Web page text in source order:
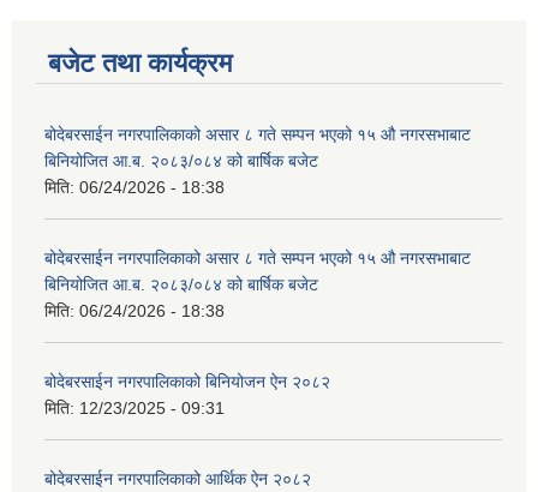
बजेट तथा कार्यक्रम
बोदेबरसाईन नगरपालिकाको असार ८ गते सम्पन भएको १५ ‍‍‍औ नगरसभाबाट
बिनियोजित आ.ब. २०८३/०८४ को बार्षिक बजेट
मिति: 06/24/2026 - 18:38
बोदेबरसाईन नगरपालिकाको असार ८ गते सम्पन भएको १५ ‍‍‍औ नगरसभाबाट
बिनियोजित आ.ब. २०८३/०८४ को बार्षिक बजेट
मिति: 06/24/2026 - 18:38
बोदेबरसाईन नगरपालिकाको बिनियोजन ऐन २०८२
मिति: 12/23/2025 - 09:31
बोदेबरसाईन नगरपालिकाको आर्थिक ऐन २०८२